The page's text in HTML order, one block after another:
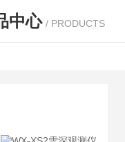
中心 / PRODUCTS